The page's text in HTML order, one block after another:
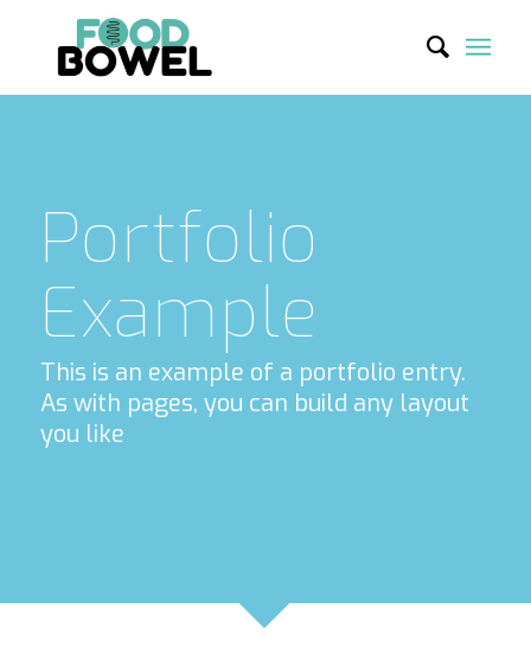
Portfolio
Example
This is an example of a portfolio entry.
As with pages, you can build any layout
you like